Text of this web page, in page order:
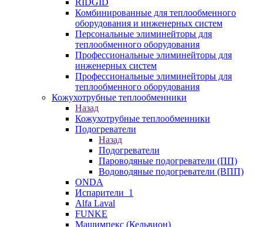
RIDGID
Комбинированные для теплообменного
оборудования и инженерных систем
Персональные элиминейторы для
теплообменного оборудования
Профессиональные элиминейторы для
инженерных систем
Профессиональные элиминейторы для
теплообменного оборудования
Кожухотрубные теплообменники
Назад
Кожухотрубные теплообменники
Подогреватели
Назад
Подогреватели
Пароводяные подогреватели (ПП)
Водоводяные подогреватели (ВПП)
ONDA
Испарители_1
Alfa Laval
FUNKE
Машимпекс (Кельвион)